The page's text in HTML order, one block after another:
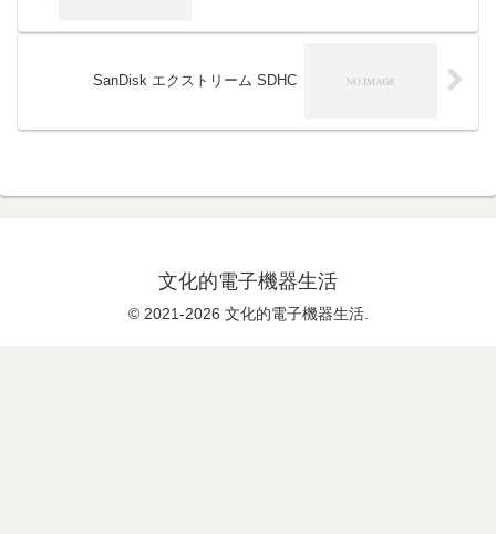
SanDisk エクストリーム SDHC
文化的電子機器生活
© 2021-2026 文化的電子機器生活.